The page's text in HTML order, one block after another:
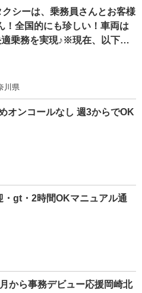
シーは、乗務員さんとお客様
！全国的にも珍しい！車両は
乗務を実現♪※現在、以下の
おります♪ →本社営業所 〒
区新吉田町4040-1
川県
オンコールなし 週3からでOK
gt・2時間OKマニュアル通
から事務デビュー応援岡崎北